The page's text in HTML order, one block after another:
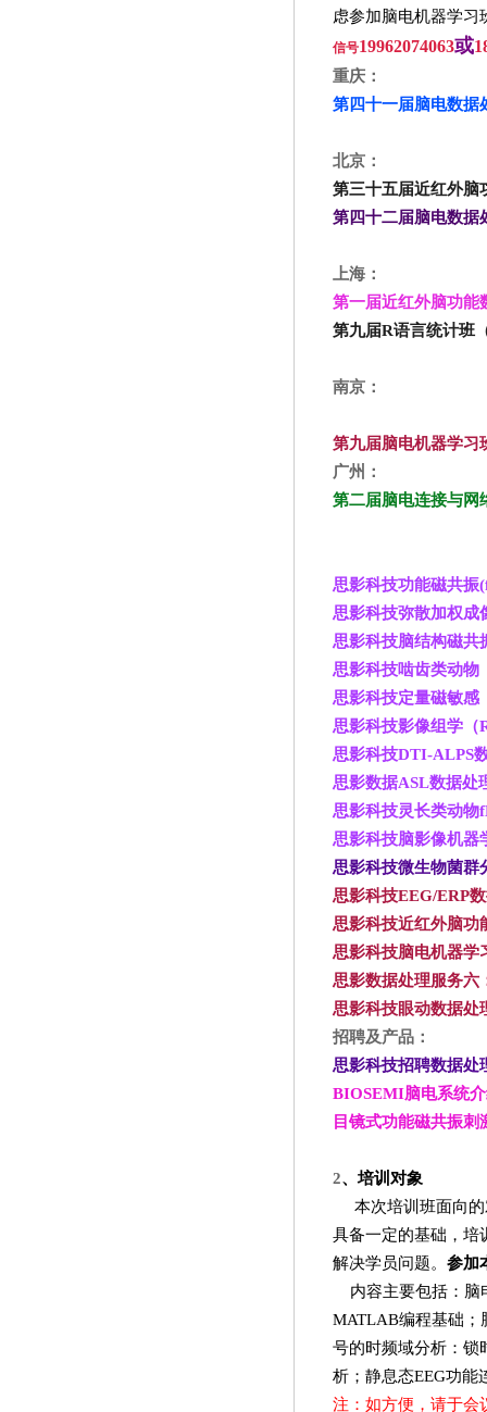
虑参加脑电机器学习
信号19962074063或
重庆：
第四十一届脑电数据
北京：
第三十五届近红外脑
第四十二届脑电数据
上海：
第一届近红外脑功能
第九届R语言统计班
南京：
第九届脑电机器学习
广州：
第二届脑电连接与网
思影科技功能磁共振
思影科技弥散加权成
思影科技脑结构磁共
思影科技啮齿类动
思影科技定量磁敏感
思影科技影像组学（
思影科技DTI-ALPS
思影数据ASL数据处
思影科技灵长类动物
思影科技脑影像机器
思影科技微生物菌群
思影科技EEG/ERP
思影科技近红外脑
思影科技脑电机器学
思影数据处理服务六
思影科技眼动数据处
招聘及产品：
思影科技招聘数据处
BIOSEMI脑电系统
目镜式功能磁共振刺
2、培训对象
本次培训班面向
具备一定的基础，培
解决学员问题。 参加
内容主要包括：
MATLAB编程基础
号的时频域分析：锁
析；静息态EEG功能
注：如方便，请于会